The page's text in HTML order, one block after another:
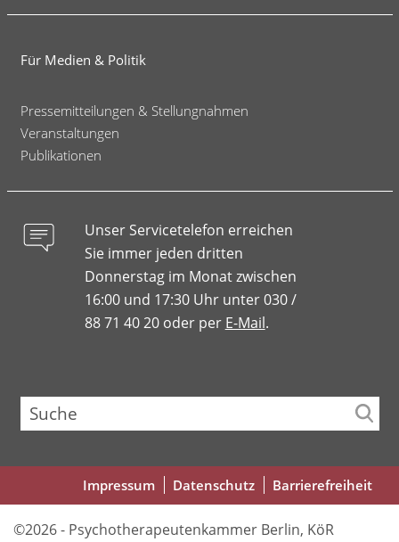
Für Medien & Politik
Pressemitteilungen & Stellungnahmen
Veranstaltungen
Publikationen
Unser Servicetelefon erreichen
Sie immer jeden dritten
Donnerstag im Monat zwischen
16:00 und 17:30 Uhr unter 030 /
88 71 40 20 oder per E-Mail.
Suche
Fußbereichsmenü
Impressum Datenschutz Barrierefreiheit
©2026 - Psychotherapeutenkammer Berlin, KöR